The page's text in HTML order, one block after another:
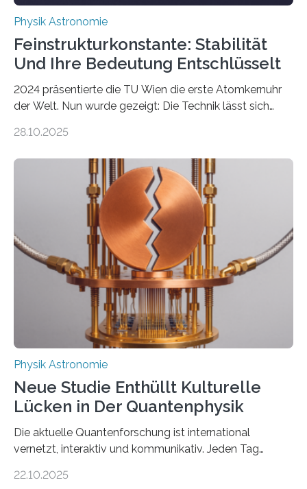
Physik Astronomie
Feinstrukturkonstante: Stabilität
Und Ihre Bedeutung Entschlüsselt
2024 präsentierte die TU Wien die erste Atomkernuhr
der Welt. Nun wurde gezeigt: Die Technik lässt sich
fundamentalen Physik nachzugehen. Thorium-
Messungen verwenden. Das hatte man jahrzehntelang
vermutet, weltweit war nach den passenden
Atomkern-Zuständen gesucht worden, 2024 gelang
einem Team der TU Wien mit Unterstützung
internationaler Partner der entscheidende Durchbruch:
Der lange diskutierte Thorium-Kernübergang wurde
gefunden. Kurz darauf konnte man zeigen, dass sich
Thorium tatsächlich nutzen lässt, um hochpräzise…
28.10.2025
Physik Astronomie
Neue Studie Enthüllt Kulturelle
Lücken in Der Quantenphysik
Die aktuelle Quantenforschung ist international
vernetzt, interaktiv und kommunikativ. Jeden Tag
oft von Autor*innen, die eng zusammenarbeiten. Neue
22.10.2025